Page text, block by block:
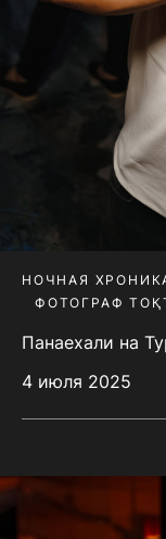
НОЧНАЯ
ФОТОГРАФ
Панаехали на
4 июля 2025